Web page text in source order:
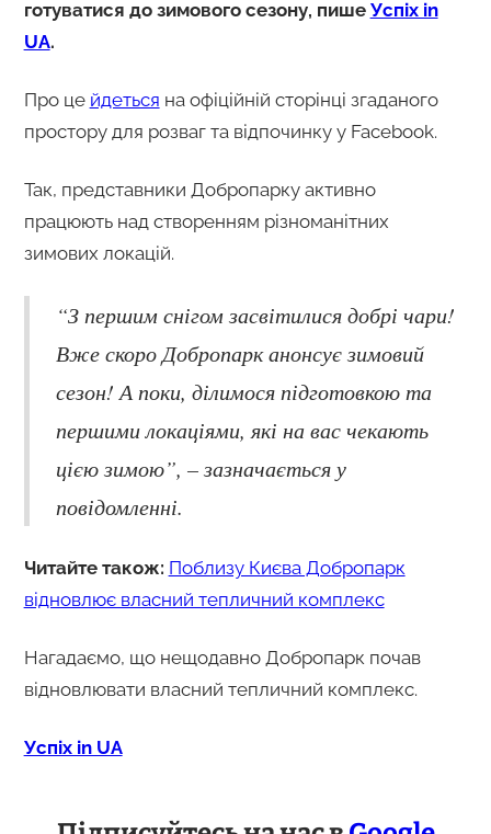
готуватися до зимового сезону, пише Успіх in
UA.
Про це йдеться на офіційній сторінці згаданого
простору для розваг та відпочинку у Facebook.
Так, представники Добропарку активно
працюють над створенням різноманітних
зимових локацій.
“З першим снігом засвітилися добрі чари!
Вже скоро Добропарк анонсує зимовий
сезон! А поки, ділимося підготовкою та
першими локаціями, які на вас чекають
цією зимою”, – зазначається у
повідомленні.
Читайте також: Поблизу Києва Добропарк
відновлює власний тепличний комплекс
Нагадаємо, що нещодавно Добропарк почав
відновлювати власний тепличний комплекс.
Успіх in UA